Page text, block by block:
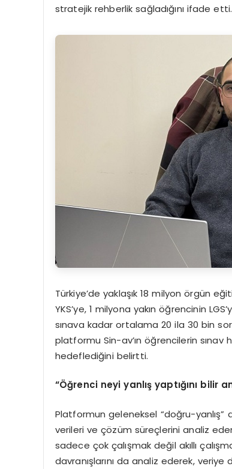
stratejik rehberlik sağladığını ifade etti.
Türkiye’de yaklaşık 18 milyon örgün
YKS’ye, 1 milyona yakın öğrencinin
sınava kadar ortalama 20 ila 30 bin
platformu Sin-av’ın öğrencilerin sınav
hedeflediğini belirtti.
“Öğrenci neyi yanlış yaptığını bilir
Platformun geleneksel “doğru-yanlış”
verileri ve çözüm süreçlerini analiz
sadece çok çalışmak değil akıllı
davranışlarını da analiz ederek,